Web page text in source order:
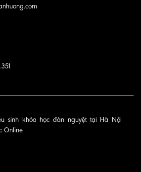
sinh khóa học đàn nguyệt tại Hà Nội
Online